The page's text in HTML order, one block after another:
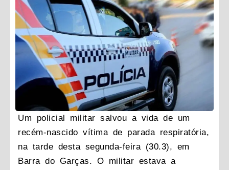
Um policial militar salvou a vida de um
recém-nascido vítima de parada respiratória,
na tarde desta segunda-feira (30.3), em
Barra do Garças. O militar estava a